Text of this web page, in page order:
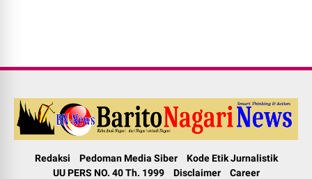
Redaksi Pedoman Media Siber
Kode Etik Jurnalistik
UU PERS NO. 40 Th. 1999
Disclaimer Career